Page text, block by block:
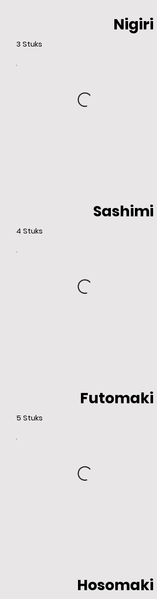
Nigiri
3 Stuks
Sashimi
4 Stuks
Futomaki
5 Stuks
Hosomaki